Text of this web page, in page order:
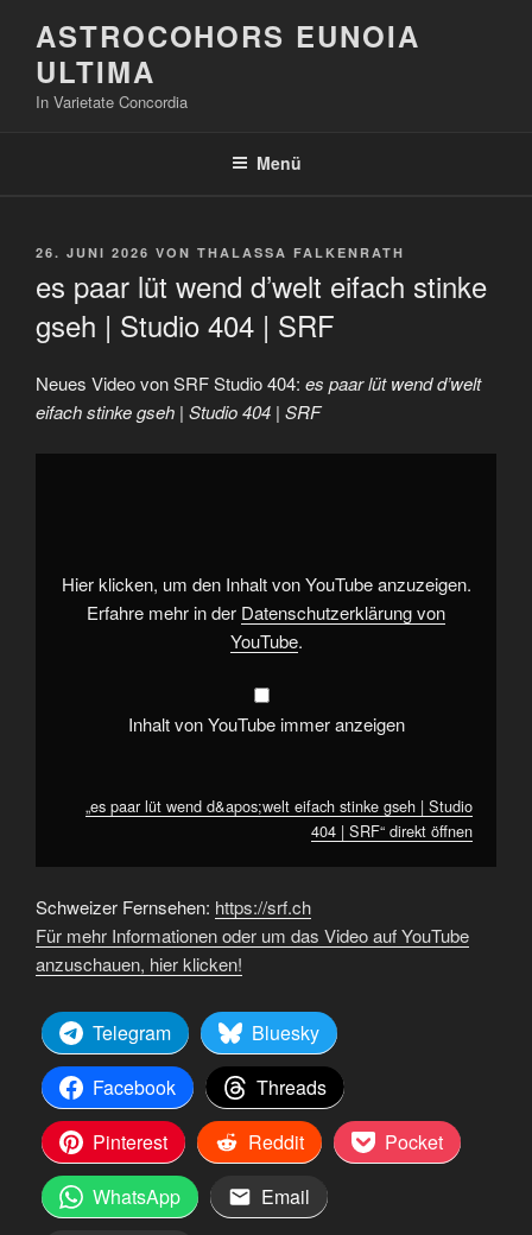
Inhalt
springen
ASTROCOHORS EUNOIA
ULTIMA
In Varietate Concordia
Menü
VERÖFFENTLICHT
26. JUNI 2026 VON THALASSA FALKENRATH
es paar lüt wend d’welt eifach stinke
gseh | Studio 404 | SRF
Neues Video von SRF Studio 404: es paar lüt wend d’welt
eifach stinke gseh | Studio 404 | SRF
„es
gsehHier klicken, um den Inhalt von YouTube anzuzeigen.
Erfahre mehr in der Datenschutzerklärung von
YouTube.
Inhalt von YouTube immer anzeigen
„es paar lüt wend d&apos;welt eifach stinke gseh | Studio
404 | SRF“ direkt öffnen
Schweizer Fernsehen: https://srf.ch
Für mehr Informationen oder um das Video auf YouTube
anzuschauen, hier klicken!
Telegram
Bluesky
Facebook
Threads
Pinterest
Reddit
Pocket
WhatsApp
Email